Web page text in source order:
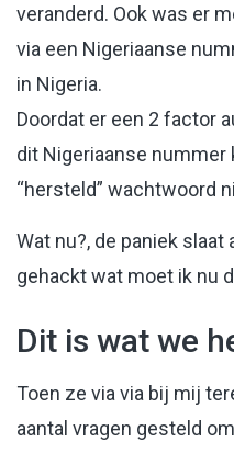
veranderd. Ook was er
via een Nigeriaanse
in Nigeria.
Doordat er een 2 factor
dit Nigeriaanse nummer
“hersteld” wachtwoord
Wat nu?, de paniek slaat
gehackt wat moet ik nu
Dit is wat we
Toen ze via via bij mij
aantal vragen gesteld